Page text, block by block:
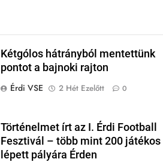
Kétgólos hátrányból mentettünk
pontot a bajnoki rajton
Érdi VSE
2 Hét Ezelőtt 0
Történelmet írt az I. Érdi Football
Fesztivál – több mint 200 játékos
lépett pályára Érden